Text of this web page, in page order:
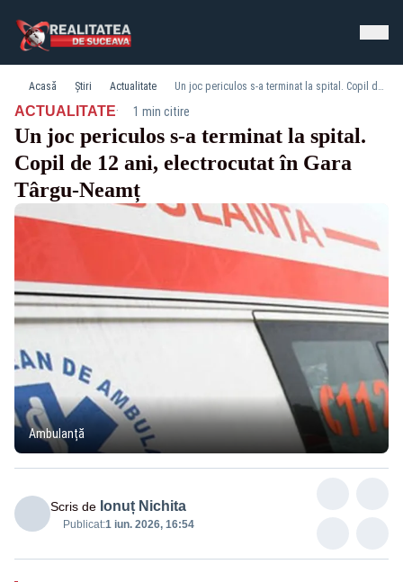
Acasă Știri Actualitate Un joc periculos s-a terminat la spital. Copil de 12 ani, electrocutat în Gara Târgu-Neamț
ACTUALITATE· 1 min citire
Un joc periculos s-a terminat la spital.
Copil de 12 ani, electrocutat în Gara
Târgu-Neamț
Ambulanță
Scris de Ionuț Nichita
Publicat:1 iun. 2026, 16:54